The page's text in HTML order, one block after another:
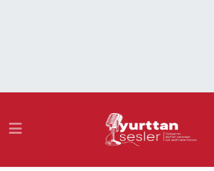
Namaz Vakitleri